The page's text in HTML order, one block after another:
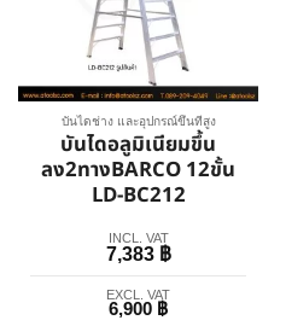
บันไดช่าง และอุปกรณ์ขึ้นที่สูง
บันไดอลูมิเนียมขึ้น
ลง2ทางBARCO 12ขั้น
LD-BC212
INCL. VAT
7,383 ฿
EXCL. VAT
6,900 ฿